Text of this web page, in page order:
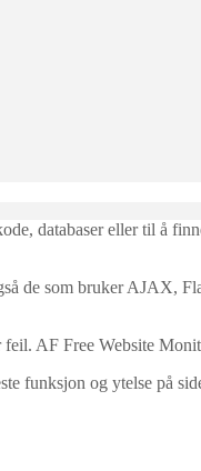
databaser eller til å
de som bruker AJAX,
AF Free Website
funksjon og ytelse på